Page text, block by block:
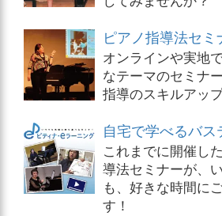
ピアノ指導法セミ
オンラインや実地
なテーマのセミナ
指導のスキルアッ
自宅で学べるバス
これまでに開催し
導法セミナーが、
も、好きな時間に
す！